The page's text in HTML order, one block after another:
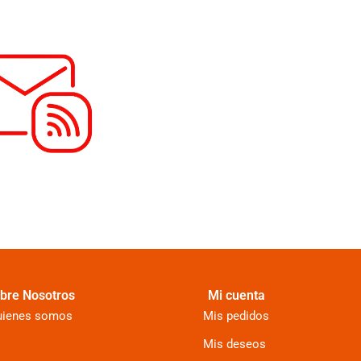
Nosotros
somos
Mi cuenta
Mis pedidos
Mis deseos